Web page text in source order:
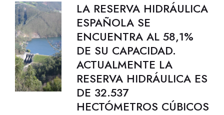
LA RESERVA HIDRÁULICA
ESPAÑOLA SE
ENCUENTRA AL 58,1%
DE SU CAPACIDAD.
ACTUALMENTE LA
RESERVA HIDRÁULICA ES
DE 32.537
HECTÓMETROS CÚBICOS